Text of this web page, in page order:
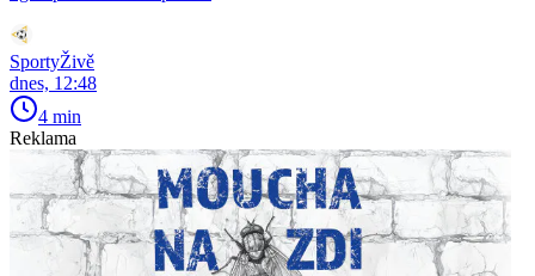
SportyŽivě
dnes, 12:48
4 min
Reklama